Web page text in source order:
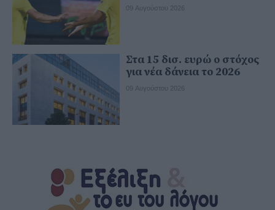
09 Αυγούστου 2026
Στα 15 δισ. ευρώ ο στόχος
για νέα δάνεια το 2026
09 Αυγούστου 2026